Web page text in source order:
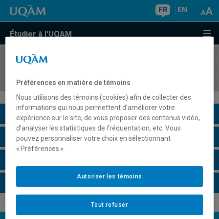
FR EN
Étudier à l'UQAM
COURS//
Description du cours
Horaire - Été 2026
Préférences en matière de témoins
Nous utilisons des témoins (cookies) afin de collecter des
informations qui nous permettent d’améliorer votre
expérience sur le site, de vous proposer des contenus vidéo,
d’analyser les statistiques de fréquentation, etc. Vous
pouvez personnaliser votre choix en sélectionnant
« Préférences ».
Tout refuser
Autoriser les témoins